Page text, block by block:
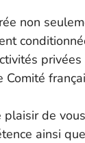
non
plaisir de
ainsi